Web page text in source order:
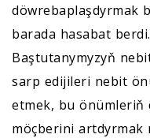
döwrebaplaşdyrmak
barada hasabat
Baştutanymyzyň
sarp edijileri nebit
etmek, bu önümleriň
möçberini artdyrmak